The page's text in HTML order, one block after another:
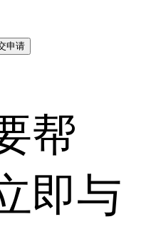
申请
帮
即与